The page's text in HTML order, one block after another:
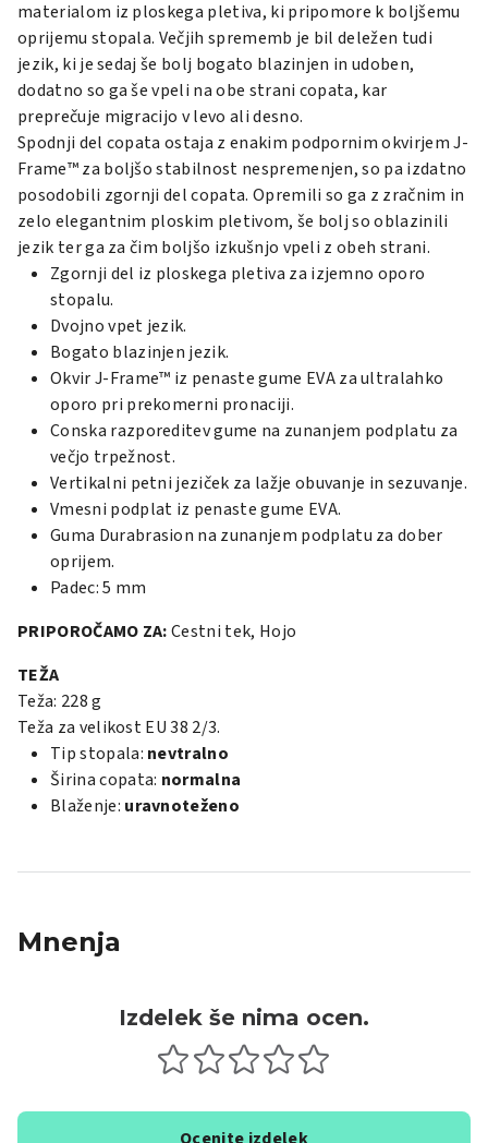
materialom iz ploskega pletiva, ki pripomore k boljšemu
oprijemu stopala. Večjih sprememb je bil deležen tudi
jezik, ki je sedaj še bolj bogato blazinjen in udoben,
dodatno so ga še vpeli na obe strani copata, kar
preprečuje migracijo v levo ali desno.
Spodnji del copata ostaja z enakim podpornim okvirjem J-
Frame™ za boljšo stabilnost nespremenjen, so pa izdatno
posodobili zgornji del copata. Opremili so ga z zračnim in
zelo elegantnim ploskim pletivom, še bolj so oblazinili
jezik ter ga za čim boljšo izkušnjo vpeli z obeh strani.
Zgornji del iz ploskega pletiva za izjemno oporo
stopalu.
Dvojno vpet jezik.
Bogato blazinjen jezik.
Okvir J-Frame™ iz penaste gume EVA za ultralahko
oporo pri prekomerni pronaciji.
Conska razporeditev gume na zunanjem podplatu za
večjo trpežnost.
Vertikalni petni jeziček za lažje obuvanje in sezuvanje.
Vmesni podplat iz penaste gume EVA.
Guma Durabrasion na zunanjem podplatu za dober
oprijem.
Padec: 5 mm
PRIPOROČAMO ZA:Cestni tek, Hojo
TEŽA
Teža: 228 g
Teža za velikost EU 38 2/3.
Tip stopala: nevtralno
Širina copata: normalna
Blaženje: uravnoteženo
Mnenja
Izdelek še nima ocen.